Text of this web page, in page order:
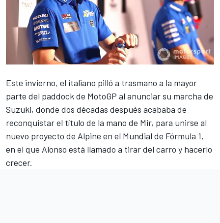
Este invierno, el italiano pilló a trasmano a la mayor
parte del paddock de MotoGP al anunciar su marcha de
Suzuki, donde dos décadas después acababa de
reconquistar el título de la mano de Mir, para unirse al
nuevo proyecto de Alpine en el Mundial de Fórmula 1,
en el que Alonso está llamado a tirar del carro y hacerlo
crecer.